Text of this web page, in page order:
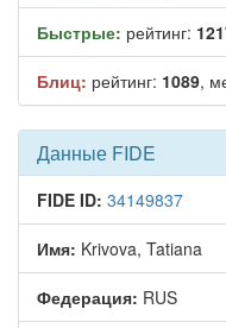
Быстрые: рейтинг:
Блиц: рейтинг: 1089,
Данные FIDE
FIDE ID: 34149837
Имя: Krivova, Tatiana
Федерация: RUS